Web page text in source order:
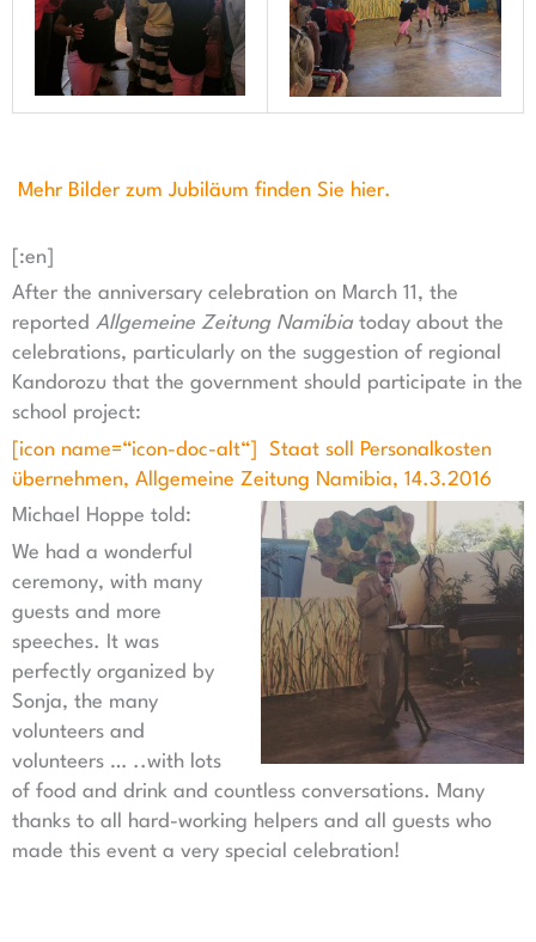
Mehr Bilder zum Jubiläum finden Sie hier.
[:en]
After the anniversary celebration on March 11, the
reported Allgemeine Zeitung Namibia today about the
celebrations, particularly on the suggestion of regional
Kandorozu that the government should participate in the
school project:
[icon name=“icon-doc-alt“] Staat soll Personalkosten
übernehmen, Allgemeine Zeitung Namibia, 14.3.2016
Michael Hoppe told:
We had a wonderful
ceremony, with many
guests and more
speeches. It was
perfectly organized by
Sonja, the many
volunteers and
volunteers … ..with lots
of food and drink and countless conversations. Many
thanks to all hard-working helpers and all guests who
made this event a very special celebration!